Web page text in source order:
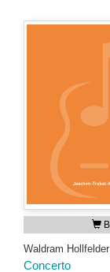
Waldram Hollfelder
Concerto